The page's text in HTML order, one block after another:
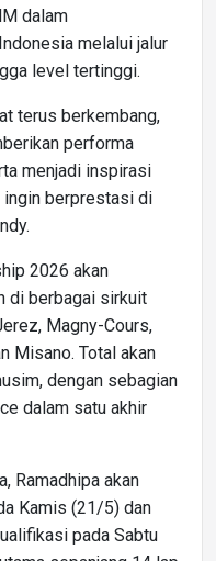
dalam
melalui jalur
level tertinggi.
terus berkembang,
performa
menjadi inspirasi
ingin berprestasi di
2026 akan
di berbagai sirkuit
Magny-Cours,
Misano. Total akan
dengan sebagian
dalam satu akhir
Ramadhipa akan
Kamis (21/5) dan
pada Sabtu